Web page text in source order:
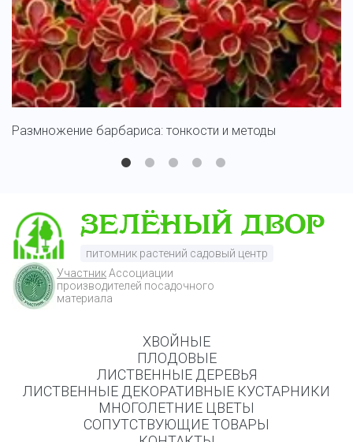
Размножение барбариса: тонкости и методы
питомник растений садовый центр
УчастникАссоциации
производителей посадочного
материала
ХВОЙНЫЕ
ПЛОДОВЫЕ
ЛИСТВЕННЫЕ ДЕРЕВЬЯ
ЛИСТВЕННЫЕ ДЕКОРАТИВНЫЕ КУСТАРНИКИ
МНОГОЛЕТНИЕ ЦВЕТЫ
СОПУТСТВУЮЩИЕ ТОВАРЫ